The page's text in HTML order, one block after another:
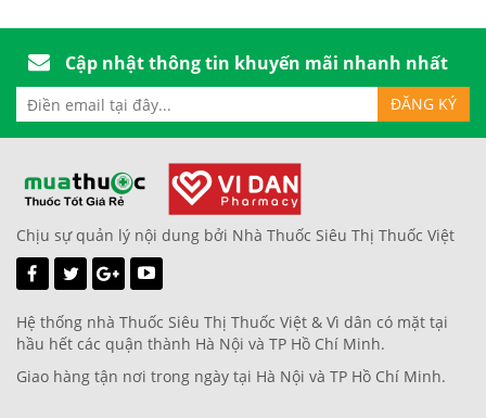
Cập nhật thông tin khuyến mãi nhanh nhất
Chịu sự quản lý nội dung bởi Nhà Thuốc Siêu Thị Thuốc Việt
Hệ thống nhà Thuốc Siêu Thị Thuốc Việt & Vì dân có mặt tại
hầu hết các quận thành Hà Nội và TP Hồ Chí Minh.
Giao hàng tận nơi trong ngày tại Hà Nội và TP Hồ Chí Minh.